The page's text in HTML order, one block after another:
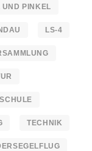
UND PINKEL
LS-4
SCHULE
TECHNIK